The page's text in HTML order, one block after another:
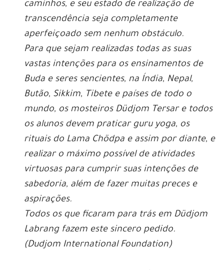
caminhos, e seu estado de realização de
transcendência seja completamente
aperfeiçoado sem nenhum obstáculo.
Para que sejam realizadas todas as suas
vastas intenções para os ensinamentos de
Buda e seres sencientes, na Índia, Nepal,
Butão, Sikkim, Tibete e países de todo o
mundo, os mosteiros Düdjom Tersar e todos
os alunos devem praticar guru yoga, os
rituais do Lama Chödpa e assim por diante, e
realizar o máximo possível de atividades
virtuosas para cumprir suas intenções de
sabedoria, além de fazer muitas preces e
aspirações.
Todos os que ficaram para trás em Düdjom
Labrang fazem este sincero pedido.
(Dudjom International Foundation)